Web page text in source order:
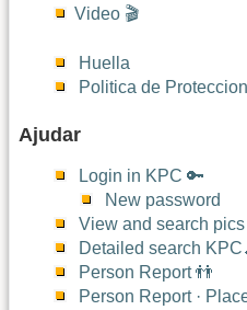
Video 🎬
Huella
Politica de
Ajudar
Login in KPC 🔑
New password
View and search pics
Detailed search
Person Report 👬
Person Report ·